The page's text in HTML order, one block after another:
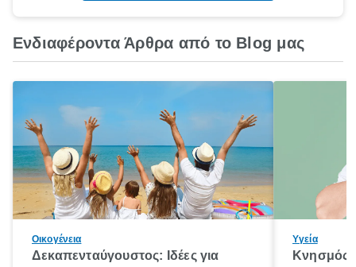
Ενδιαφέροντα Άρθρα από το Blog μας
Οικογένεια
Δεκαπενταύγουστος: Ιδέες για
Υγεία
Κνησμός: